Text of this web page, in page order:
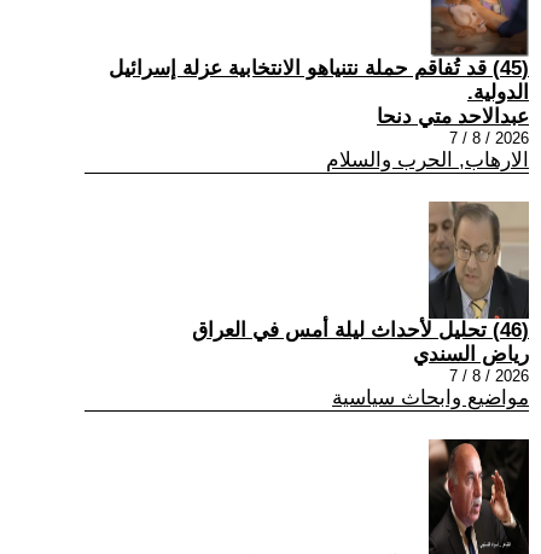
(45) قد تُفاقم حملة نتنياهو الانتخابية عزلة إسرائيل
الدولية.
عبدالاحد متي دنحا
2026 / 8 / 7
الارهاب, الحرب والسلام
(46) تحليل لأحداث ليلة أمس في العراق
رياض السندي
2026 / 8 / 7
مواضيع وابحاث سياسية